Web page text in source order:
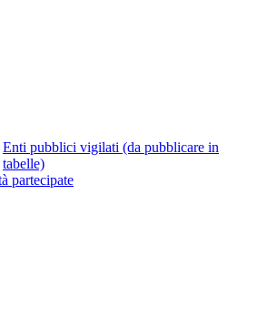
Enti pubblici vigilati (da pubblicare in
tabelle)
partecipate